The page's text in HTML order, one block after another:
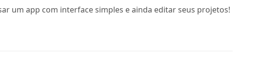
um app com interface simples e ainda editar seus projetos!